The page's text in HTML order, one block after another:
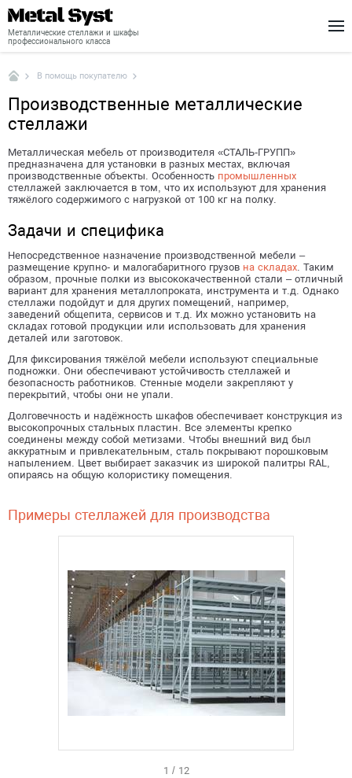
Металлические стеллажи и шкафы
профессионального класса
Каталог
Шкафы
Доставка
Монтаж
О нас
Новости
Контакты
+7 (495) 646-04-78
Получить консультацию
В помощь покупателю
Производственные металлические
стеллажи
Металлическая мебель от производителя «СТАЛЬ-ГРУПП»
предназначена для установки в разных местах, включая
производственные объекты. Особенность промышленных
стеллажей заключается в том, что их используют для хранения
тяжёлого содержимого с нагрузкой от 100 кг на полку.
Задачи и специфика
Непосредственное назначение производственной мебели –
размещение крупно- и малогабаритного грузов на складах. Таким
образом, прочные полки из высококачественной стали – отличный
вариант для хранения металлопроката, инструмента и т.д. Однако
стеллажи подойдут и для других помещений, например,
заведений общепита, сервисов и т.д. Их можно установить на
складах готовой продукции или использовать для хранения
деталей или заготовок.
Для фиксирования тяжёлой мебели используют специальные
подножки. Они обеспечивают устойчивость стеллажей и
безопасность работников. Стенные модели закрепляют у
перекрытий, чтобы они не упали.
Долговечность и надёжность шкафов обеспечивает конструкция из
высокопрочных стальных пластин. Все элементы крепко
соединены между собой метизами. Чтобы внешний вид был
аккуратным и привлекательным, сталь покрывают порошковым
напылением. Цвет выбирает заказчик из широкой палитры RAL,
опираясь на общую колористику помещения.
Примеры стеллажей для производства
1 / 12